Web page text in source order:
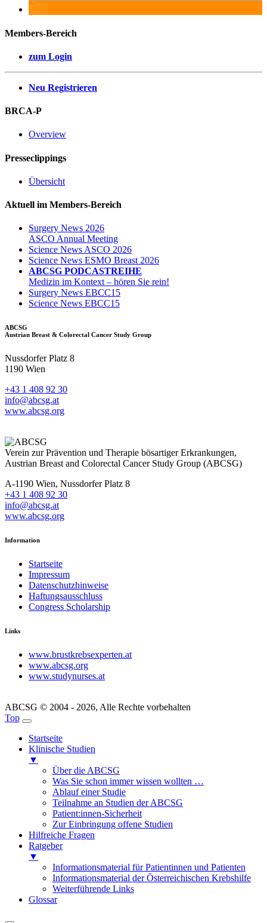
Members-Bereich
zum Login
Neu Registrieren
BRCA-P
Overview
Presseclippings
Übersicht
Aktuell im Members-Bereich
Surgery News 2026
ASCO Annual Meeting
Science News ASCO 2026
Science News ESMO Breast 2026
ABCSG PODCASTREIHE
Medizin im Kontext – hören Sie rein!
Surgery News EBCC15
Science News EBCC15
ABCSG
Austrian Breast & Colorectal Cancer Study Group
Nussdorfer Platz 8
1190 Wien
+43 1 408 92 30
info@abcsg.at
www.abcsg.org
Verein zur Prävention und Therapie bösartiger Erkrankungen,
Austrian Breast and Colorectal Cancer Study Group (ABCSG)
A-1190 Wien, Nussdorfer Platz 8
+43 1 408 92 30
info@abcsg.at
www.abcsg.org
Information
Startseite
Impressum
Datenschutzhinweise
Haftungsausschluss
Congress Scholarship
Links
www.brustkrebsexperten.at
www.abcsg.org
www.studynurses.at
ABCSG © 2004 - 2026, Alle Rechte vorbehalten
Top
Startseite
Klinische Studien
▼
Über die ABCSG
Was Sie schon immer wissen wollten …
Ablauf einer Studie
Teilnahme an Studien der ABCSG
Patient:innen-Sicherheit
Zur Einbringung offene Studien
Hilfreiche Fragen
Ratgeber
▼
Informationsmaterial für Patientinnen und Patienten
Informationsmaterial der Österreichischen Krebshilfe
Weiterführende Links
Glossar